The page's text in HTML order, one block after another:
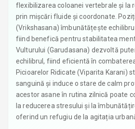
flexibilizarea coloanei vertebrale și la
prin mișcări fluide și coordonate.
(Vrikshasana) îmbunătățește
fiind benefică pentru stabilitatea
Vulturului (Garudasana) dezvoltă
echilibrul, fiind eficientă în
Picioarelor Ridicate (Viparita Karani)
sanguină și induce o stare de calm
acestor asane în rutina zilnică poate
la reducerea stresului și la
oferind un refugiu de la agitația